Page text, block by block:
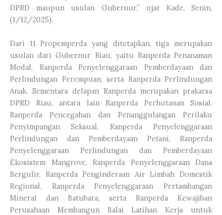
DPRD maupun usulan Gubernur,” ujar Kade, Senin,
(1/12/2025).
Dari 11 Propemperda yang ditetapkan, tiga merupakan
usulan dari Gubernur Riau, yaitu Ranperda Penanaman
Modal, Ranperda Penyelenggaraan Pemberdayaan dan
Perlindungan Perempuan, serta Ranperda Perlindungan
Anak. Sementara delapan Ranperda merupakan prakarsa
DPRD Riau, antara lain Ranperda Perhutanan Sosial,
Ranperda Pencegahan dan Penanggulangan Perilaku
Penyimpangan Seksual, Ranperda Penyelenggaraan
Perlindungan dan Pemberdayaan Petani, Ranperda
Penyelenggaraan Perlindungan dan Pemberdayaan
Ekosistem Mangrove, Ranperda Penyelenggaraan Dana
Bergulir, Ranperda Penginderaan Air Limbah Domestik
Regional, Ranperda Penyelenggaraan Pertambangan
Mineral dan Batubara, serta Ranperda Kewajiban
Perusahaan Membangun Balai Latihan Kerja untuk